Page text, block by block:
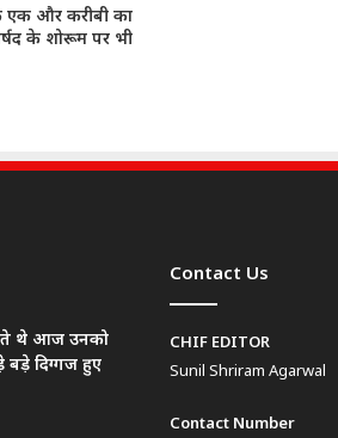
एक और करीबी का
के शोरूम पर भी
थे आज उनको
दिग्गज हुए
Contact Us
CHIF EDITOR
Sunil Shriram Agarwal
Contact Number